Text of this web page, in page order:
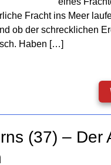
Fracht ins Meer
ob der schrecklichen
Haben […]
(37) – Der